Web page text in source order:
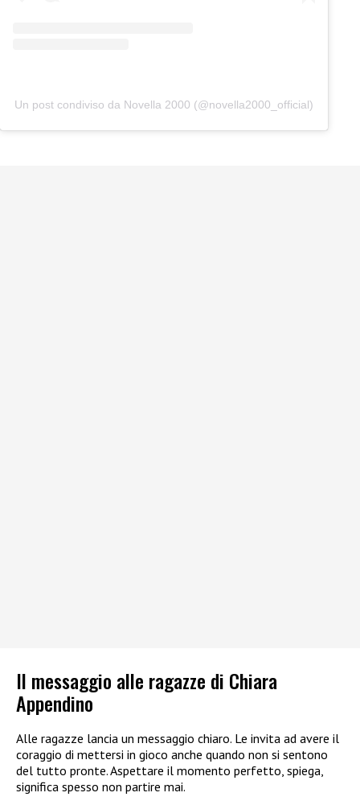
Un post condiviso da Novella 2000 (@novella2000_official)
Il messaggio alle ragazze di Chiara
Appendino
Alle ragazze lancia un messaggio chiaro. Le invita ad avere il
coraggio di mettersi in gioco anche quando non si sentono
del tutto pronte. Aspettare il momento perfetto, spiega,
significa spesso non partire mai.